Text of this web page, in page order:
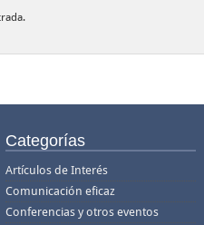
Categorías
Artículos de Interés
Comunicación eficaz
Conferencias y otros eventos